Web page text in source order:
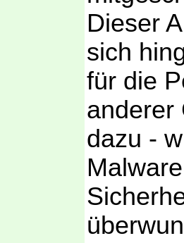
Dieser
sich
für die
anderer
dazu -